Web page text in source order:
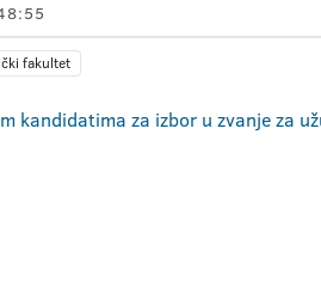
fakultet
kandidatima za izbor u zvanje za